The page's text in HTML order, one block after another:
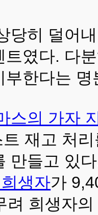
당히 덜어
였다. 다
한다는
스의 가자
재고 처
만들고 있
생자가
희생자